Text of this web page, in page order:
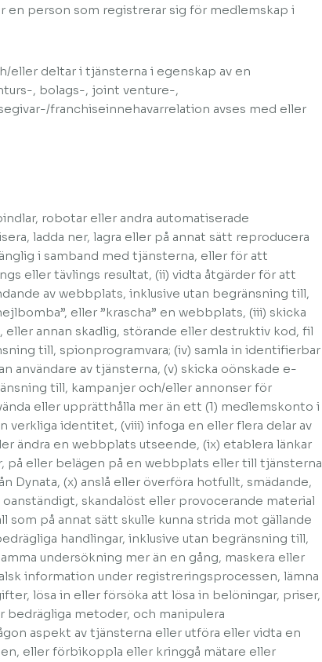
en person som registrerar sig för medlemskap i
eller deltar i tjänsterna i egenskap av en
, bolags-, joint venture-,
franchiseinnehavarrelation avses med eller
robotar eller andra automatiserade
ladda ner, lagra eller på annat sätt reproducera
i samband med tjänsterna, eller för att
eller tävlings resultat, (ii) vidta åtgärder för att
av webbplats, inklusive utan begränsning till,
eller ”krascha” en webbplats, (iii) skicka
eller annan skadlig, störande eller destruktiv kod, fil
till, spionprogramvara; (iv) samla in identifierbar
användare av tjänsterna, (v) skicka oönskade e-
till, kampanjer och/eller annonser för
eller upprätthålla mer än ett (1) medlemskonto i
verkliga identitet, (viii) infoga en eller flera delar av
ändra en webbplats utseende, (ix) etablera länkar
på eller belägen på en webbplats eller till tjänsterna
Dynata, (x) anslå eller överföra hotfullt, smädande,
skandalöst eller provocerande material
som på annat sätt skulle kunna strida mot gällande
handlingar, inklusive utan begränsning till,
undersökning mer än en gång, maskera eller
information under registreringsprocessen, lämna
lösa in eller försöka att lösa in belöningar, priser,
metoder, och manipulera
aspekt av tjänsterna eller utföra eller vidta en
eller förbikoppla eller kringgå mätare eller